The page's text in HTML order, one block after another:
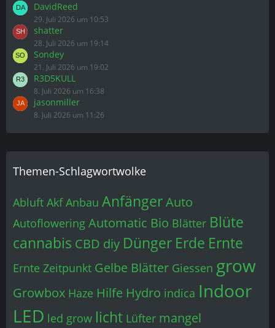
DavidReed
29. Juli 2026 um 10:53
shatter
28. Juli 2026 um 19:14
Sondey
21. Juli 2026 um 19:02
R3D5KULL
8. Juli 2026 um 16:38
jasonmiller
8. Juli 2026 um 11:26
Themen-Schlagwortwolke
Abluft Akf Anbau AnfängerAuto
Autoflowering Automatic Bio Blätter Blüte
cannabis CBD diy Dünger Erde Ernte
Ernte Zeitpunkt Gelbe Blätter Giessen grow
Growbox Haze Hilfe Hydro indica Indoor
LED led grow licht Lüfter mangel